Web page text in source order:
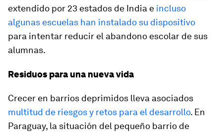
extendido por 23 estados de India e incluso
algunas escuelas han instalado su dispositivo
para intentar reducir el abandono escolar de sus
alumnas.
Residuos para una nueva vida
Crecer en barrios deprimidos lleva asociados
multitud de riesgos y retos para el desarrollo. En
Paraguay, la situación del pequeño barrio de